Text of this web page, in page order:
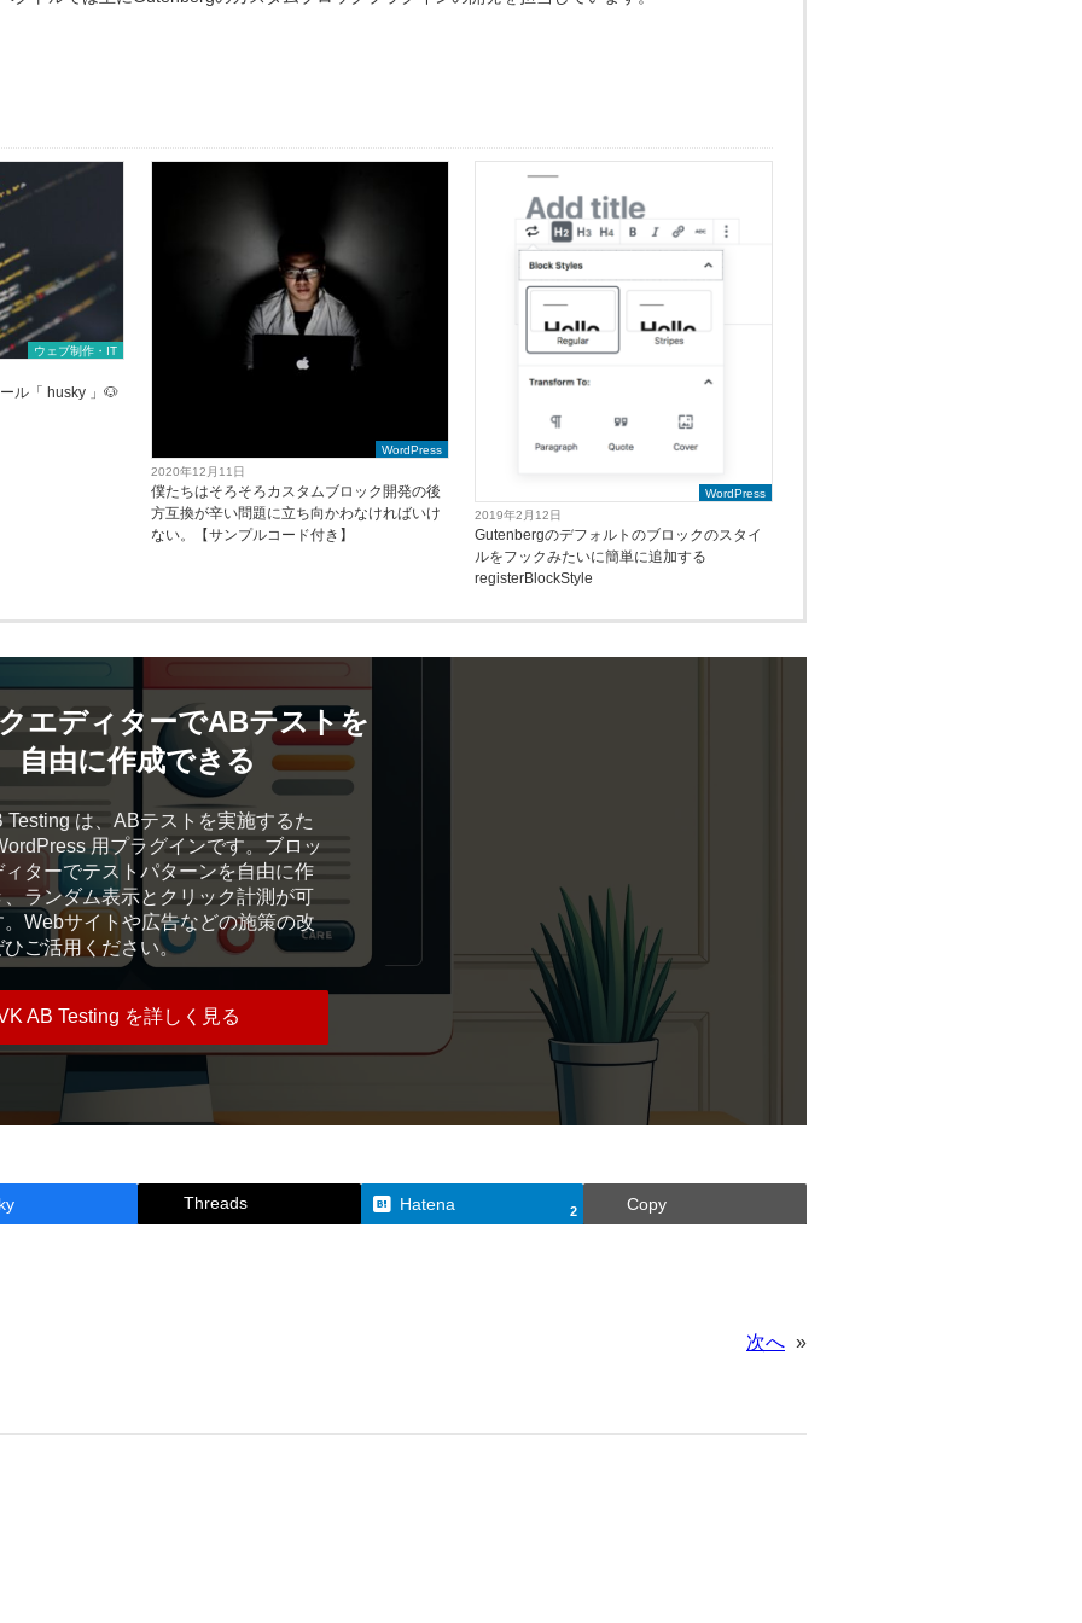
ウェブ制作・IT
ル「 husky 」🐶
WordPress
2020年12月11日
僕たちはそろそろカスタムブロック開発の後
方互換が辛い問題に立ち向かわなければいけ
ない。【サンプルコード付き】
WordPress
2019年2月12日
Gutenbergのデフォルトのブロックのスタイ
ルをフックみたいに簡単に追加する
registerBlockStyle
エディターでABテストを
自由に作成できる
Testing は、ABテストを実施するた
用プラグインです。ブロッ
ィターでテストパターンを自由に作
、ランダム表示とクリック計測が可
。Webサイトや広告などの施策の改
ひご活用ください。
AB Testing を詳しく見る
Threads Hatena 2 Copy
次へ »